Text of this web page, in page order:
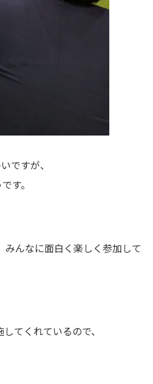
ですが、
す。
んなに面白く楽しく参加して
してくれているので、